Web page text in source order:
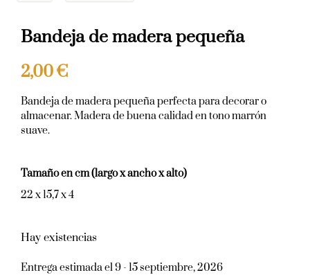
Bandeja de madera pequeña
2,00€
Bandeja de madera pequeña perfecta para decorar o
almacenar. Madera de buena calidad en tono marrón
suave.
Tamaño en cm (largo x ancho x alto)
22 x 15,7 x 4
Hay existencias
Entrega estimada el 9 - 15 septiembre, 2026